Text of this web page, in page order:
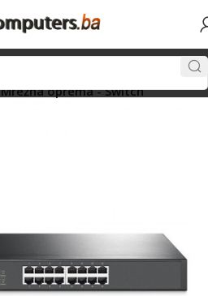
Mrežna oprema - Switch